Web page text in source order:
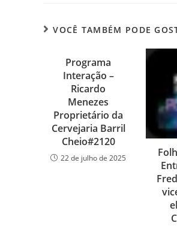
VOCÊ TAMBÉM PODE
Programa
Interação –
Ricardo
Menezes
Proprietário da
Cervejaria Barril
Cheio#2120
22 de julho de 2025